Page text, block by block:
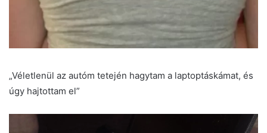
„Véletlenül az autóm tetején hagytam a laptoptáskámat, és
úgy hajtottam el”